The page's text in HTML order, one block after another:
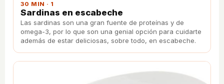
30 MIN · 1
Sardinas en escabeche
Las sardinas son una gran fuente de proteínas y de
omega-3, por lo que son una genial opción para cuidarte
además de estar deliciosas, sobre todo, en escabeche.